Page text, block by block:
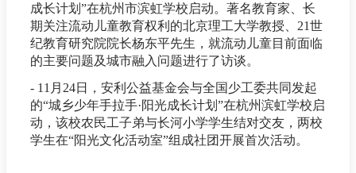
成长计划”在杭州市滨虹学校启动。著名教育家、长
期关注流动儿童教育权利的北京理工大学教授、21世
纪教育研究院院长杨东平先生，就流动儿童目前面临
的主要问题及城市融入问题进行了访谈。
- 11月24日，安利公益基金会与全国少工委共同发起
的“城乡少年手拉手·阳光成长计划”在杭州滨虹学校启
动，该校农民工子弟与长河小学学生结对交友，两校
学生在“阳光文化活动室”组成社团开展首次活动。